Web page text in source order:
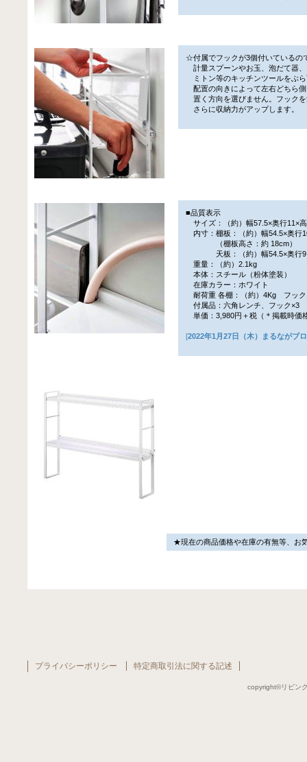
☆付属でフックが3個付いているの
計量スプーンやお玉、泡だて器、
ミトン等のキッチンツールをぶ
配置の向きによって左右どちら
置く方向を選びません。フック
さらに収納力がアップします。
■品質表示
サイズ：（約）幅57.5×奥行11×
内寸：棚板：（約）幅54.5×奥行
（棚板高さ：約 18cm）
天板：（約）幅54.5×奥行
重量：（約）2.1kg
本体：スチール（粉体塗装）
在庫カラー：ホワイト
耐荷重 各棚：（約）4Kg フック
付属品：六角レンチ、フック×3
単価：3,980円＋税（＊掲載時価
[2022年1月27日（木）まるながブ
★現在の商品価格や在庫の有無等、お
copyright©リビン
プライバシーポリシー 特定商取引法に関する記述